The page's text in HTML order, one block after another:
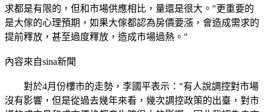
求都是有限的，但和市場供應相比，量還是很大。"更重要的
是大傢的心理預期，如果大傢都認為房價要漲，會造成需求的
提前釋放，甚至過度釋放，造成市場過熱。"
內容來自sina新聞
對於4月份樓市的走勢，李國平表示："有人說調控對市場
沒有影響，但是從過去幾年來看，幾次調控政策的出臺，對市